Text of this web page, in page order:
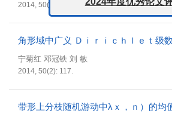
2014, 50(2): 111.
角形域中广义 Ｄｉｒｉｃｈｌｅｔ级
宁菊红 邓冠铁 刘 敏
2014, 50(2): 117.
带形上分枝随机游动中λｘ，ｎ）的均
2024年度优秀论文评